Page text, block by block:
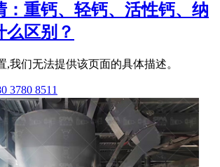
：重钙、轻钙、活性钙、纳
么区别？
,我们无法提供该页面的具体描述。
3780 8511